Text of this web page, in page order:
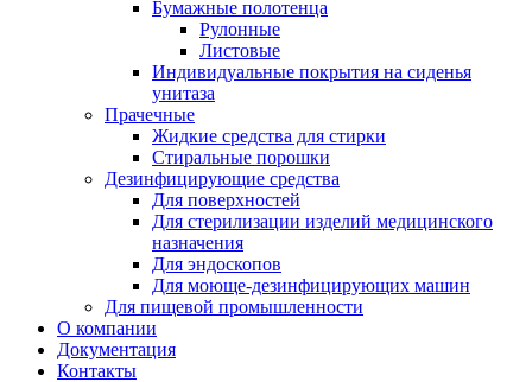
Бумажные полотенца
Рулонные
Листовые
Индивидуальные покрытия на сиденья
унитаза
Прачечные
Жидкие средства для стирки
Стиральные порошки
Дезинфицирующие средства
Для поверхностей
Для стерилизации изделий медицинского
назначения
Для эндоскопов
Для моюще-дезинфицирующих машин
Для пищевой промышленности
О компании
Документация
Контакты